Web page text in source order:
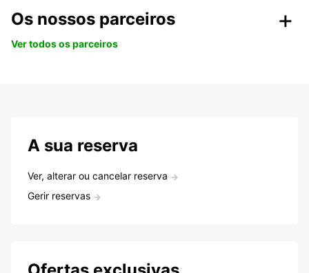
Os nossos parceiros
Ver todos os parceiros
A sua reserva
Ver, alterar ou cancelar reserva
Gerir reservas